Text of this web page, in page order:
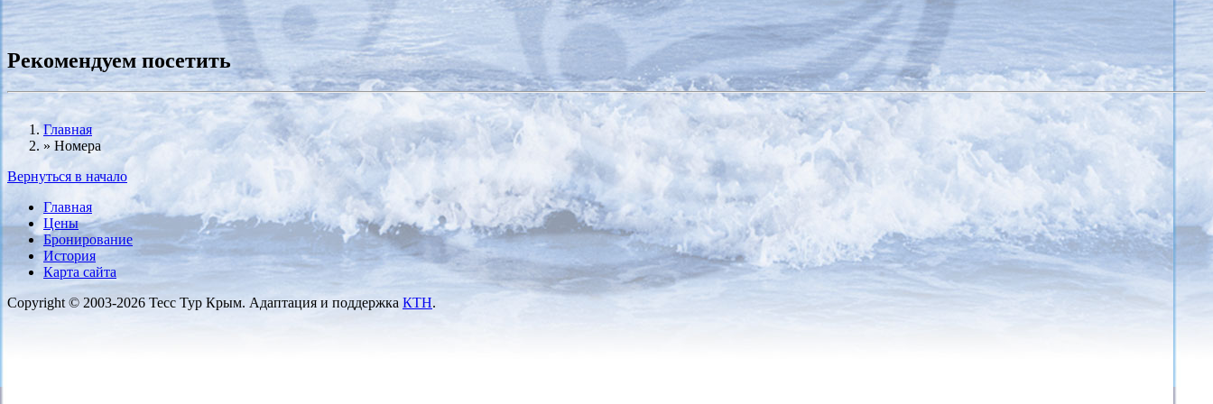
Рекомендуем посетить
Вы здесь
Главная
» Номера
Вернуться в начало
Главная
Цены
Бронирование
История
Карта сайта
Copyright © 2003-2026 Тесс Тур Крым. Адаптация и поддержка КТН.